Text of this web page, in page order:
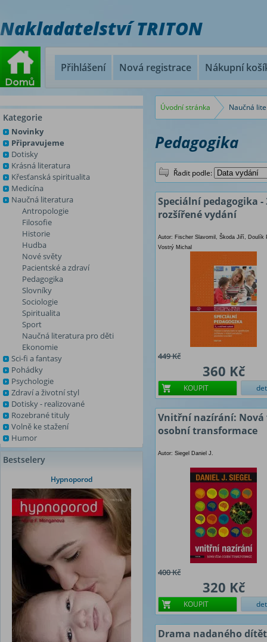
Nakladatelství TRITON
Přihlášení Nová registrace Nákupní
Kategorie
Novinky
Připravujeme
Dotisky
Krásná literatura
Křesťanská spiritualita
Medicína
Naučná literatura
Antropologie
Filosofie
Historie
Hudba
Nové světy
Pacientské a zdraví
Pedagogika
Slovníky
Sociologie
Spiritualita
Sport
Naučná literatura pro děti
Ekonomie
Sci-fi a fantasy
Pohádky
Psychologie
Zdraví a životní styl
Dotisky - realizované
Rozebrané tituly
Volně ke stažení
Humor
Bestselery
Hypnoporod
Úvodní stránka Naučná
Pedagogika
Řadit podle:
Speciální pedagogika -
rozšířené vydání
Autor: Fischer Slavomil, Škoda Jiří, Doulík
Vostrý Michal
449 Kč
360 Kč
KOUPIT
Vnitřní nazírání: Nová
osobní transformace
Autor: Siegel Daniel J.
400 Kč
320 Kč
KOUPIT
Drama nadaného